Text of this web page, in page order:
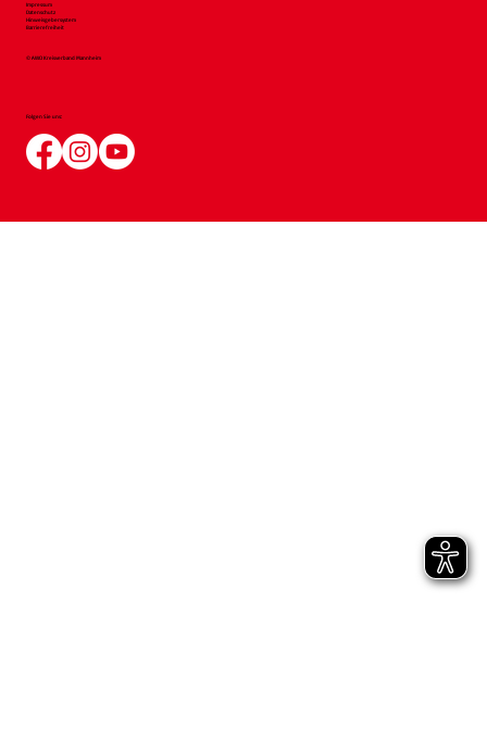
Impressum
Datenschutz
Hinweisgebersystem
Barrierefreiheit
© AWO Kreisverband Mannheim
Folgen Sie uns: